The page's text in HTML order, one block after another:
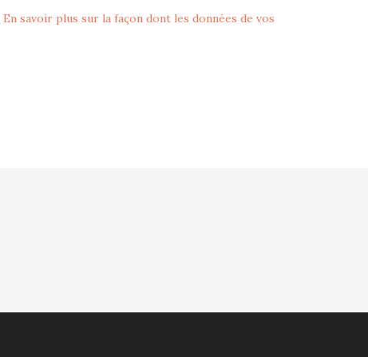
En savoir plus sur la façon dont les données de vos